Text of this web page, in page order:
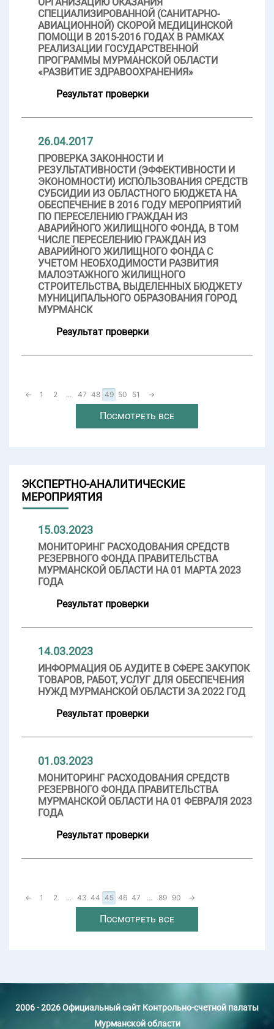
СПЕЦИАЛИЗИРОВАННОЙ (САНИТАРНО-
АВИАЦИОННОЙ) СКОРОЙ МЕДИЦИНСКОЙ
ПОМОЩИ В 2015-2016 ГОДАХ В РАМКАХ
РЕАЛИЗАЦИИ ГОСУДАРСТВЕННОЙ
ПРОГРАММЫ МУРМАНСКОЙ ОБЛАСТИ
«РАЗВИТИЕ ЗДРАВООХРАНЕНИЯ»
Результат проверки
26.04.2017
ПРОВЕРКА ЗАКОННОСТИ И
РЕЗУЛЬТАТИВНОСТИ (ЭФФЕКТИВНОСТИ И
ЭКОНОМНОСТИ) ИСПОЛЬЗОВАНИЯ СРЕДСТВ
СУБСИДИИ ИЗ ОБЛАСТНОГО БЮДЖЕТА НА
ОБЕСПЕЧЕНИЕ В 2016 ГОДУ МЕРОПРИЯТИЙ
ПО ПЕРЕСЕЛЕНИЮ ГРАЖДАН ИЗ
АВАРИЙНОГО ЖИЛИЩНОГО ФОНДА, В ТОМ
ЧИСЛЕ ПЕРЕСЕЛЕНИЮ ГРАЖДАН ИЗ
АВАРИЙНОГО ЖИЛИЩНОГО ФОНДА С
УЧЕТОМ НЕОБХОДИМОСТИ РАЗВИТИЯ
МАЛОЭТАЖНОГО ЖИЛИЩНОГО
СТРОИТЕЛЬСТВА, ВЫДЕЛЕННЫХ БЮДЖЕТУ
МУНИЦИПАЛЬНОГО ОБРАЗОВАНИЯ ГОРОД
МУРМАНСК
Результат проверки
← 1 2 ... 47 48 49 50 51 →
Посмотреть все
ЭКСПЕРТНО-АНАЛИТИЧЕСКИЕ
МЕРОПРИЯТИЯ
15.03.2023
МОНИТОРИНГ РАСХОДОВАНИЯ СРЕДСТВ
РЕЗЕРВНОГО ФОНДА ПРАВИТЕЛЬСТВА
МУРМАНСКОЙ ОБЛАСТИ НА 01 МАРТА 2023
ГОДА
Результат проверки
14.03.2023
ИНФОРМАЦИЯ ОБ АУДИТЕ В СФЕРЕ ЗАКУПОК
ТОВАРОВ, РАБОТ, УСЛУГ ДЛЯ ОБЕСПЕЧЕНИЯ
НУЖД МУРМАНСКОЙ ОБЛАСТИ ЗА 2022 ГОД
Результат проверки
01.03.2023
МОНИТОРИНГ РАСХОДОВАНИЯ СРЕДСТВ
РЕЗЕРВНОГО ФОНДА ПРАВИТЕЛЬСТВА
МУРМАНСКОЙ ОБЛАСТИ НА 01 ФЕВРАЛЯ 2023
ГОДА
Результат проверки
← 1 2 ... 43 44 45 46 47 ... 89 90 →
Посмотреть все
2006 - 2026 Официальный сайт Контрольно-счетной палаты
Мурманской области